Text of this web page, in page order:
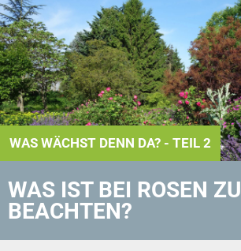
WAS WÄCHST DENN DA? - TEIL 2
WAS IST BEI ROSEN ZU
BEACHTEN?